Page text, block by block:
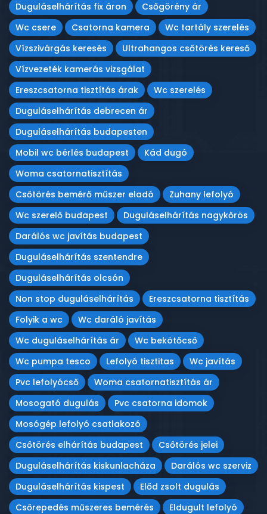
Duguláselhárítás fix áron
Csőgörény ár
Wc csere
Csatorna kamera
Wc tartály szerelés
Vízszivárgás keresés
Ultrahangos csőtörés kereső
Vízvezeték kamerás vizsgálat
Ereszcsatorna tisztítás árak
Wc szerelés
Duguláselhárítás debrecen ár
Duguláselhárítás budapesten
Mobil wc bérlés budapest
Kád dugó
Woma csatornatisztítás
Csőtörés bemérő műszer eladó
Zuhany lefolyó
Wc szerelő budapest
Duguláselhárítás nagykőrös
Darálós wc javítás budapest
Duguláselhárítás szentendre
Duguláselhárítás olcsón
Non stop duguláselhárítás
Ereszcsatorna tisztítás
Folyik a wc
Wc daráló javítás
Wc duguláselhárítás ár
Wc bekötőcső
Wc pumpa tesco
Lefolyó tisztitas
Wc javítás
Pvc lefolyócső
Woma csatornatisztítás ár
Mosogató dugulás
Pvc csatorna idomok
Mosógép lefolyó csatlakozó
Csőtörés elhárítás budapest
Csőtörés jelei
Duguláselhárítás kiskunlacháza
Darálós wc szerviz
Duguláselhárítás kispest
Előd zsolt dugulás
Csőrepedés műszeres bemérés
Eldugult lefolyó